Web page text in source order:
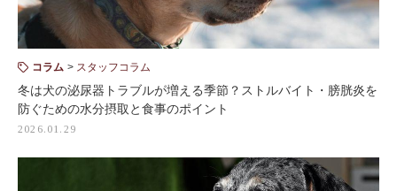
コラム スタッフコラム
冬は犬の泌尿器トラブルが増える季節？ストルバイト・膀胱炎を
防ぐための水分摂取と食事のポイント
2026.01.29